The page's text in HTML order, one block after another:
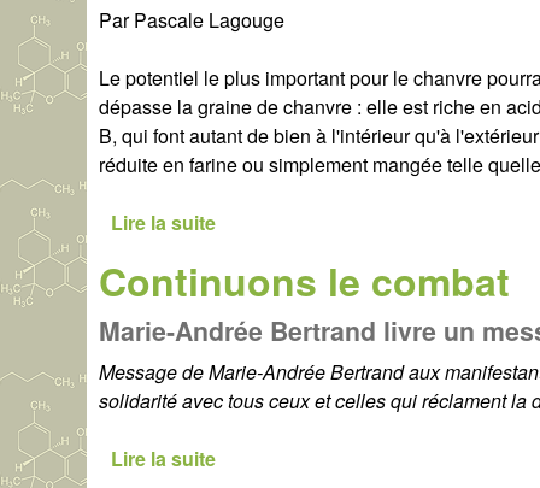
Par Pascale Lagouge
Le potentiel le plus important pour le chanvre
dépasse la graine de chanvre : elle est riche en
B, qui font autant de bien à l'intérieur qu'à
réduite en farine ou simplement mangée telle
Lire la suite
L
g
r
a
Continuons le combat
Marie-Andrée Bertrand livre un
Message de Marie-Andrée Bertrand aux
solidarité avec tous ceux et celles qui réclament la
Lire la suite